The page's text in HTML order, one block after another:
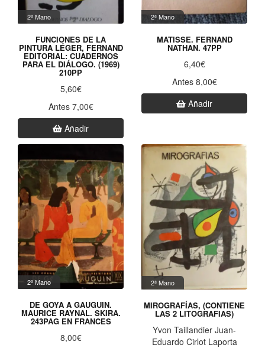
2ª Mano
FUNCIONES DE LA
PINTURA LÉGER, FERNAND
EDITORIAL: CUADERNOS
PARA EL DIÁLOGO. (1969)
210PP
5,60€
Antes 7,00€
Añadir
2ª Mano
MATISSE. FERNAND
NATHAN. 47PP
6,40€
Antes 8,00€
Añadir
2ª Mano
DE GOYA A GAUGUIN.
MAURICE RAYNAL. SKIRA.
243PAG EN FRANCES
8,00€
2ª Mano
MIROGRAFÍAS, (CONTIENE
LAS 2 LITOGRAFIAS)
Yvon Taillandier Juan-
Eduardo Cirlot Laporta